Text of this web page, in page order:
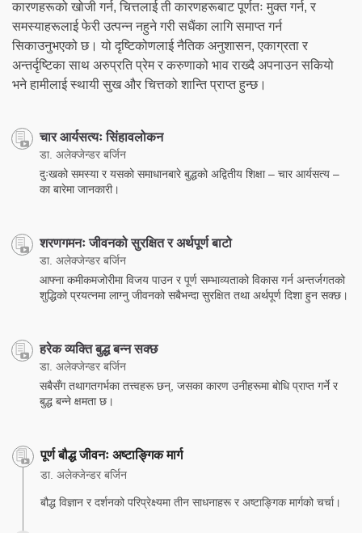
कारणहरूको खोजी गर्न, चित्तलाई ती कारणहरूबाट पूर्णतः मुक्त गर्न, र
समस्याहरूलाई फेरी उत्पन्न नहुने गरी सधैंका लागि समाप्त गर्न
सिकाउनुभएको छ। यो दृष्टिकोणलाई नैतिक अनुशासन, एकाग्रता र
अन्तर्दृष्टिका साथ अरुप्रति प्रेम र करुणाको भाव राख्दै अपनाउन सकियो
भने हामीलाई स्थायी सुख और चित्तको शान्ति प्राप्त हुन्छ।
चार आर्यसत्यः सिंहावलोकन
डा. अलेक्जेन्डर बर्जिन
दुःखको समस्या र यसको समाधानबारे बुद्धको अद्वितीय शिक्षा – चार आर्यसत्य –
का बारेमा जानकारी।
शरणगमनः जीवनको सुरक्षित र अर्थपूर्ण बाटो
डा. अलेक्जेन्डर बर्जिन
आफ्ना कमीकमजोरीमा विजय पाउन र पूर्ण सम्भाव्यताको विकास गर्न अन्तर्जगतको
शुद्धिको प्रयत्नमा लाग्नु जीवनको सबैभन्दा सुरक्षित तथा अर्थपूर्ण दिशा हुन सक्छ।
हरेक व्यक्ति बुद्ध बन्न सक्छ
डा. अलेक्जेन्डर बर्जिन
सबैसँग तथागतगर्भका तत्त्वहरू छन्, जसका कारण उनीहरूमा बोधि प्राप्त गर्ने र
बुद्ध बन्ने क्षमता छ।
पूर्ण बौद्ध जीवनः अष्टाङ्गिक मार्ग
डा. अलेक्जेन्डर बर्जिन
बौद्ध विज्ञान र दर्शनको परिप्रेक्ष्यमा तीन साधनाहरू र अष्टाङ्गिक मार्गको चर्चा।